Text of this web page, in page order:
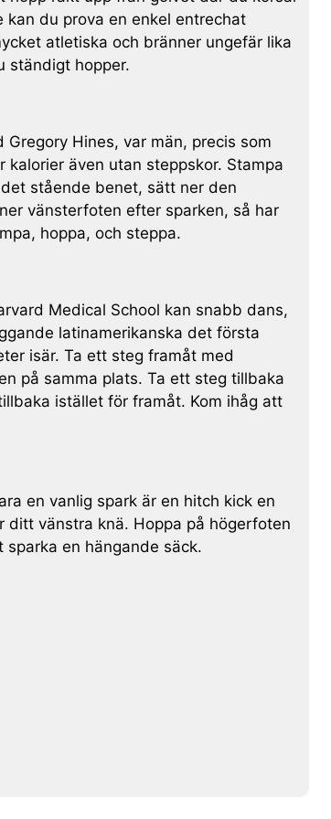
du prova en enkel entrechat
atletiska och bränner ungefär lika
ständigt hopper.
Hines, var män, precis som
även utan steppskor. Stampa
stående benet, sätt ner den
vänsterfoten efter sparken, så har
hoppa, och steppa.
Medical School kan snabb dans,
latinamerikanska det första
isär. Ta ett steg framåt med
på samma plats. Ta ett steg tillbaka
istället för framåt. Kom ihåg att
en vanlig spark är en hitch kick en
ditt vänstra knä. Hoppa på högerfoten
en hängande säck.